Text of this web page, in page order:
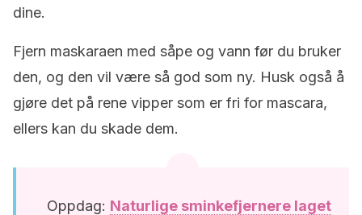
dine.
Fjern maskaraen med såpe og vann før du bruker
den, og den vil være så god som ny. Husk også å
gjøre det på rene vipper som er fri for mascara,
ellers kan du skade dem.
Oppdag: Naturlige sminkefjernere laget